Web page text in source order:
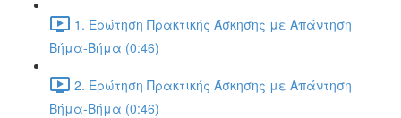
1. Ερώτηση Πρακτικής Άσκησης με Απάντηση
Βήμα-Βήμα (0:46)
2. Ερώτηση Πρακτικής Άσκησης με Απάντηση
Βήμα-Βήμα (0:46)